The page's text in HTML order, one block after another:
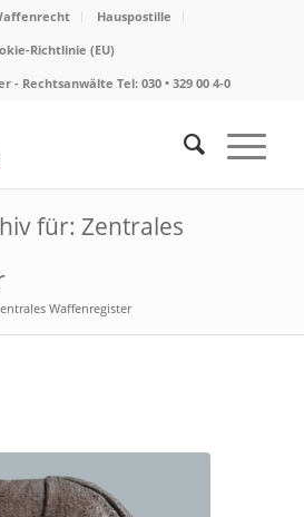
Hauspostille
Richtlinie (EU)
- Rechtsanwälte Tel: 030 • 329 00 4-0
für: Zentrales
Waffenregister